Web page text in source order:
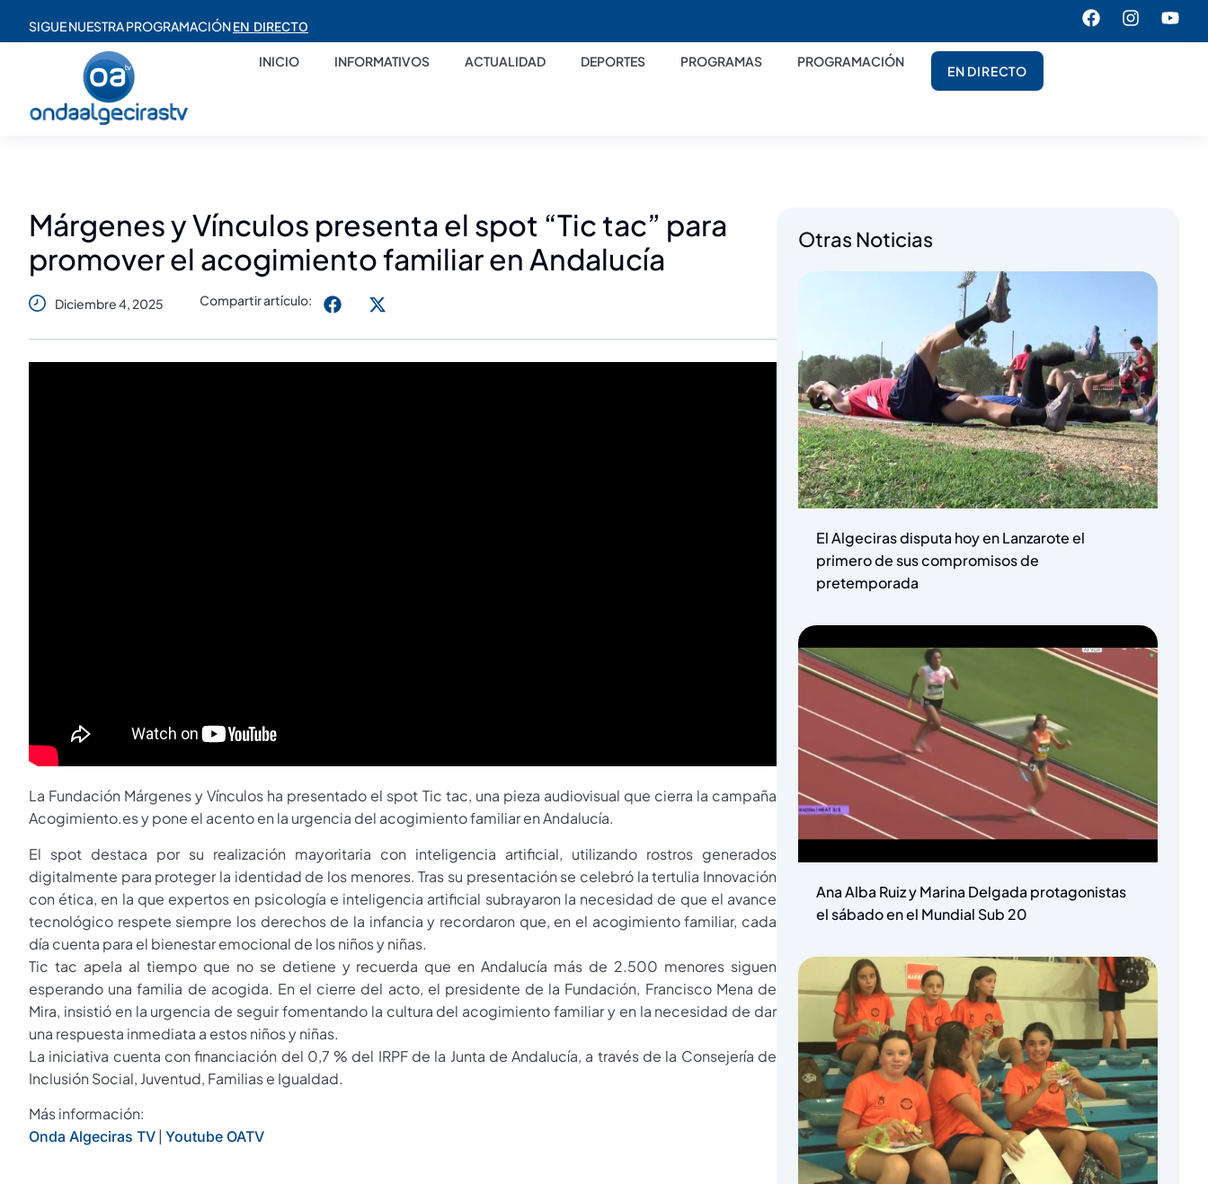
SIGUE NUESTRA PROGRAMACIÓNEN DIRECTO
INICIO INFORMATIVOS ACTUALIDAD DEPORTES PROGRAMAS PROGRAMACIÓN
EN DIRECTO
Márgenes y Vínculos presenta el spot “Tic tac” para
promover el acogimiento familiar en Andalucía
Diciembre 4, 2025 Compartir artículo:
La Fundación Márgenes y Vínculos ha presentado el spot Tic tac, una pieza audiovisual que cierra la campaña
Acogimiento.es y pone el acento en la urgencia del acogimiento familiar en Andalucía.
El spot destaca por su realización mayoritaria con inteligencia artificial, utilizando rostros generados
digitalmente para proteger la identidad de los menores. Tras su presentación se celebró la tertulia Innovación
con ética, en la que expertos en psicología e inteligencia artificial subrayaron la necesidad de que el avance
tecnológico respete siempre los derechos de la infancia y recordaron que, en el acogimiento familiar, cada
día cuenta para el bienestar emocional de los niños y niñas.
Tic tac apela al tiempo que no se detiene y recuerda que en Andalucía más de 2.500 menores siguen
esperando una familia de acogida. En el cierre del acto, el presidente de la Fundación, Francisco Mena de
Mira, insistió en la urgencia de seguir fomentando la cultura del acogimiento familiar y en la necesidad de dar
una respuesta inmediata a estos niños y niñas.
La iniciativa cuenta con financiación del 0,7 % del IRPF de la Junta de Andalucía, a través de la Consejería de
Inclusión Social, Juventud, Familias e Igualdad.
Más información:
Onda Algeciras TV | Youtube OATV
Otras Noticias
El Algeciras disputa hoy en Lanzarote el
primero de sus compromisos de
pretemporada
Ana Alba Ruiz y Marina Delgada protagonistas
el sábado en el Mundial Sub 20